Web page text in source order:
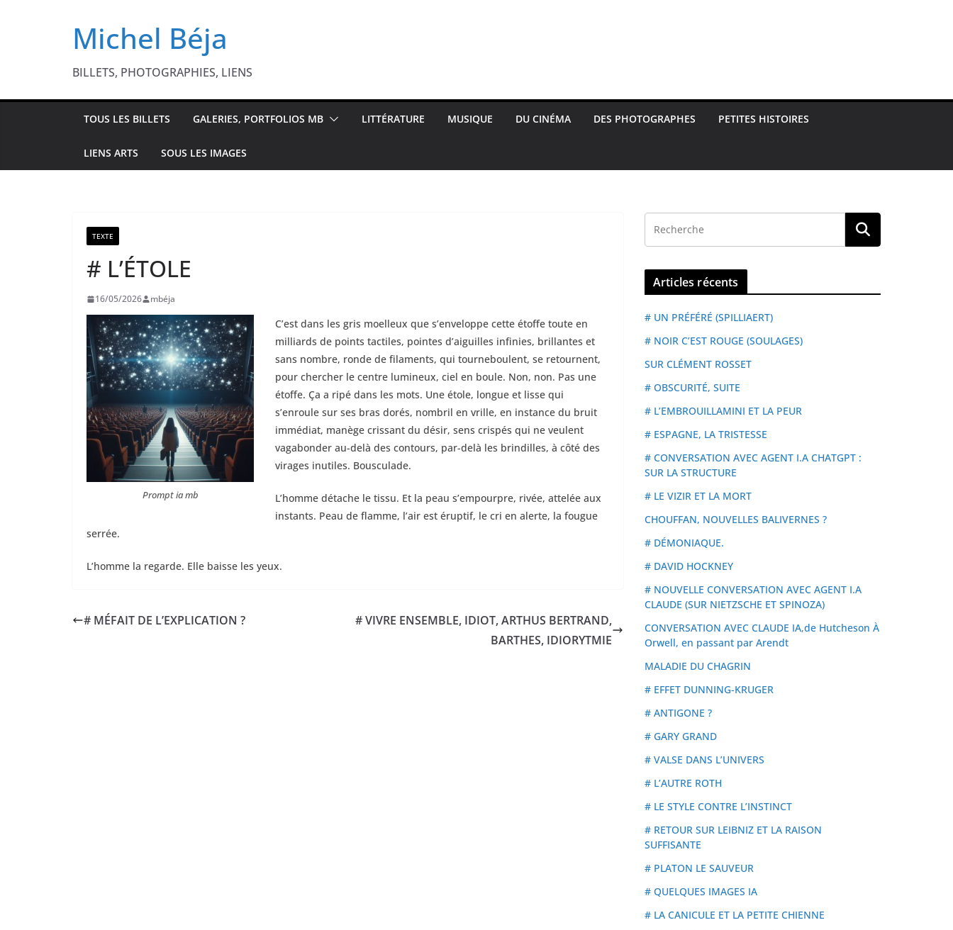
Michel Béja
BILLETS, PHOTOGRAPHIES, LIENS
TOUS LES BILLETS GALERIES, PORTFOLIOS MB LITTÉRATURE MUSIQUE DU CINÉMA DES PHOTOGRAPHES PETITES HISTOIRES
LIENS ARTS SOUS LES IMAGES
TEXTE
# L’ÉTOLE
16/05/2026 mbéja
Prompt ia mb
C’est dans les gris moelleux que s’enveloppe cette étoffe toute en
milliards de points tactiles, pointes d’aiguilles infinies, brillantes et
sans nombre, ronde de filaments, qui tourneboulent, se retournent,
pour chercher le centre lumineux, ciel en boule. Non, non. Pas une
étoffe. Ça a ripé dans les mots. Une étole, longue et lisse qui
s’enroule sur ses bras dorés, nombril en vrille, en instance du bruit
immédiat, manège crissant du désir, sens crispés qui ne veulent
vagabonder au-delà des contours, par-delà les brindilles, à côté des
virages inutiles. Bousculade.
L’homme détache le tissu. Et la peau s’empourpre, rivée, attelée aux
instants. Peau de flamme, l’air est éruptif, le cri en alerte, la fougue
serrée.
L’homme la regarde. Elle baisse les yeux.
# MÉFAIT DE L’EXPLICATION ?
# VIVRE ENSEMBLE, IDIOT, ARTHUS BERTRAND,
BARTHES, IDIORYTMIE
Articles récents
# UN PRÉFÉRÉ (SPILLIAERT)
# NOIR C’EST ROUGE (SOULAGES)
SUR CLÉMENT ROSSET
# OBSCURITÉ, SUITE
# L’EMBROUILLAMINI ET LA PEUR
# ESPAGNE, LA TRISTESSE
# CONVERSATION AVEC AGENT I.A CHATGPT :
SUR LA STRUCTURE
# LE VIZIR ET LA MORT
CHOUFFAN, NOUVELLES BALIVERNES ?
# DÉMONIAQUE.
# DAVID HOCKNEY
# NOUVELLE CONVERSATION AVEC AGENT I.A
CLAUDE (SUR NIETZSCHE ET SPINOZA)
CONVERSATION AVEC CLAUDE IA,de Hutcheson À
Orwell, en passant par Arendt
MALADIE DU CHAGRIN
# EFFET DUNNING-KRUGER
# ANTIGONE ?
# GARY GRAND
# VALSE DANS L’UNIVERS
# L’AUTRE ROTH
# LE STYLE CONTRE L’INSTINCT
# RETOUR SUR LEIBNIZ ET LA RAISON
SUFFISANTE
# PLATON LE SAUVEUR
# QUELQUES IMAGES IA
# LA CANICULE ET LA PETITE CHIENNE